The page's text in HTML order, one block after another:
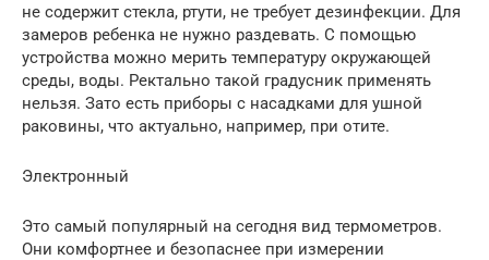
не содержит стекла, ртути, не требует дезинфекции. Для
замеров ребенка не нужно раздевать. С помощью
устройства можно мерить температуру окружающей
среды, воды. Ректально такой градусник применять
нельзя. Зато есть приборы с насадками для ушной
раковины, что актуально, например, при отите.
Электронный
Это самый популярный на сегодня вид термометров.
Они комфортнее и безопаснее при измерении